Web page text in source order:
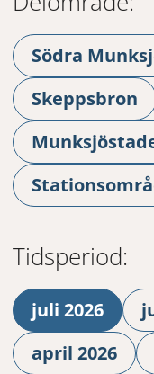
Södra
Skeppsbron
Tidsperiod:
juli 2026
april 2026